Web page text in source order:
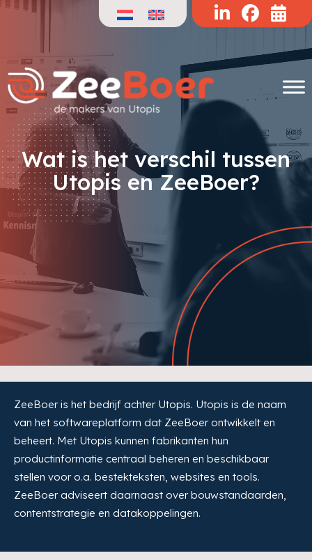
Doorgaan
inhoud
Wat is het verschil tussen
Utopis en ZeeBoer?
ZeeBoer is het bedrijf achter Utopis. Utopis is de naam
van het softwareplatform dat ZeeBoer ontwikkelt en
beheert. Met Utopis kunnen fabrikanten hun
productinformatie centraal beheren en beschikbaar
stellen voor o.a. bestekteksten, websites en tools.
ZeeBoer adviseert daarnaast over bouwstandaarden,
contentstrategie en datakoppelingen.